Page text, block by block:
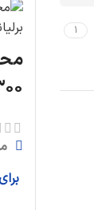
۱
۳۰۰ و